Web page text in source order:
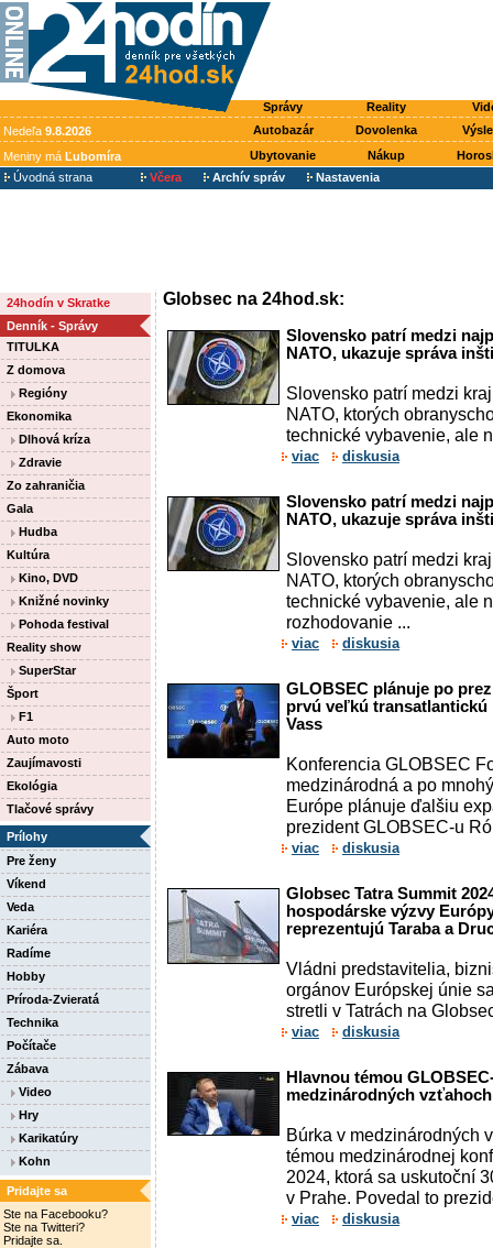
Správy Reality
Nedeľa 9.8.2026 Autobazár Dovolenka
Meniny má Ľubomíra Ubytovanie Nákup
Úvodná strana
Včera Archív správ Nastavenia
24hodín v Skratke
Denník - Správy
TITULKA
Z domova
Regióny
Ekonomika
Dlhová kríza
Zdravie
Zo zahraničia
Gala
Hudba
Kultúra
Kino, DVD
Knižné novinky
Pohoda festival
Reality show
SuperStar
Šport
F1
Auto moto
Zaujímavosti
Ekológia
Tlačové správy
Prílohy
Pre ženy
Víkend
Veda
Kariéra
Radíme
Hobby
Príroda-Zvieratá
Technika
Počítače
Zábava
Video
Hry
Karikatúry
Kohn
Pridajte sa
Ste na Facebooku?
Ste na Twitteri?
Pridajte sa.
Globsec na 24hod.sk:
Slovensko patrí medzi
NATO, ukazuje správa
Slovensko patrí medzi
NATO, ktorých
technické vybavenie, ale
viac diskusia
Slovensko patrí medzi
NATO, ukazuje správa
Slovensko patrí medzi
NATO, ktorých
technické vybavenie, ale
rozhodovanie ...
viac diskusia
GLOBSEC plánuje po
prvú veľkú
Vass
Konferencia GLOBSEC
medzinárodná a po
Európe plánuje ďalšiu
prezident GLOBSEC-u
viac diskusia
Globsec Tatra Summit
hospodárske výzvy
reprezentujú Taraba a
Vládni predstavitelia,
orgánov Európskej únie
stretli v Tatrách na
viac diskusia
Hlavnou témou
medzinárodných
Búrka v medzinárodných
témou medzinárodnej
2024, ktorá sa uskutoční
v Prahe. Povedal to
viac diskusia